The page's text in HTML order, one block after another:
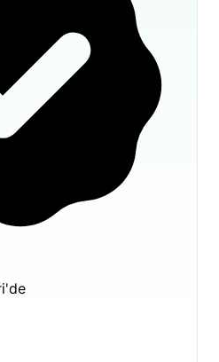
bir konaklama alanı değil,
bir hikaye sunuyoruz.
olmak ve
Antalya
huzuru bulmak
sizi bekliyoruz.